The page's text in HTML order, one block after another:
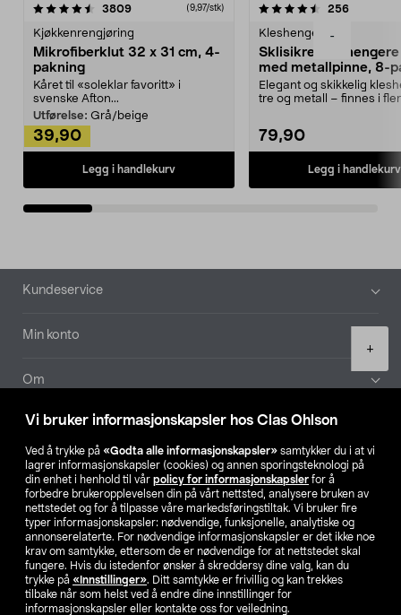
Vi bruker informasjonskapsler hos Clas Ohlson
Ved å trykke på «Godta alle informasjonskapsler» samtykker du i at vi
lagrer informasjonskapsler (cookies) og annen sporingsteknologi på
din enhet i henhold til vår policy for informasjonskapsler for å
forbedre brukeropplevelsen din på vårt nettsted, analysere bruken av
nettstedet og for å tilpasse våre markedsføringstiltak. Vi bruker fire
typer informasjonskapsler: nødvendige, funksjonelle, analytiske og
annonserelaterte. For nødvendige informasjonskapsler er det ikke noe
krav om samtykke, ettersom de er nødvendige for at nettstedet skal
fungere. Hvis du istedenfor ønsker å skreddersy dine valg, kan du
trykke på «Innstillinger». Ditt samtykke er frivillig og kan trekkes
tilbake når som helst ved å endre dine innstillinger for
informasjonskapsler eller kontakte oss for veiledning.
-
+
3809anmeldelser(9,97/stk)
Kjøkkenrengjøring
Mikrofiberklut 32 x 31 cm, 4-
pakning
Kåret til «soleklar favoritt» i
svenske Afton...
Utførelse: Grå/beige
39,90
Legg i handlekurv
4.5av 5 stjerner 256
Kleshengere
Sklisikre
med metallpinne, 8-
Elegant og skikkelig
tre og metall – finnes i
79,90
Legg i handlekurv
4.5av 5 stjerner
Bunntekst
Kundeservice
Min konto
Om
Aktuelt
Våre selskaper
Finn din butikk
SE NO FI